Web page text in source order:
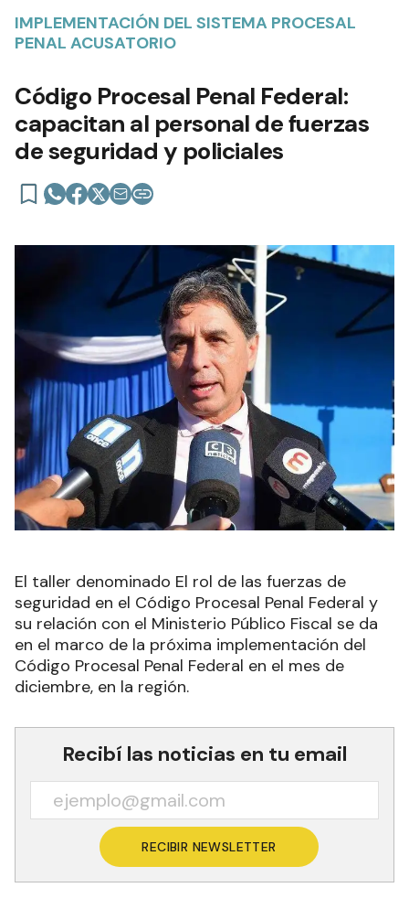
IMPLEMENTACIÓN DEL SISTEMA PROCESAL
PENAL ACUSATORIO
Código Procesal Penal Federal:
capacitan al personal de fuerzas
de seguridad y policiales
El taller denominado El rol de las fuerzas de
seguridad en el Código Procesal Penal Federal y
su relación con el Ministerio Público Fiscal se da
en el marco de la próxima implementación del
Código Procesal Penal Federal en el mes de
diciembre, en la región.
Recibí las noticias en tu email
RECIBIR NEWSLETTER